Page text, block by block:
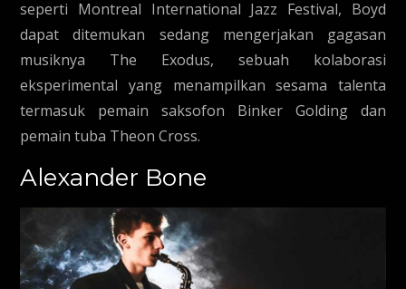
seperti Montreal International Jazz Festival, Boyd
dapat ditemukan sedang mengerjakan gagasan
musiknya The Exodus, sebuah kolaborasi
eksperimental yang menampilkan sesama talenta
termasuk pemain saksofon Binker Golding dan
pemain tuba Theon Cross.
Alexander Bone